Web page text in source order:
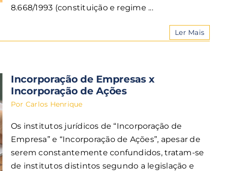
8.668/1993 (constituição e regime ...
Ler Mais
Incorporação de Empresas x
Incorporação de Ações
Por Carlos Henrique
Os institutos jurídicos de “Incorporação de
Empresa” e “Incorporação de Ações”, apesar de
serem constantemente confundidos, tratam-se
de institutos distintos segundo a legislação e